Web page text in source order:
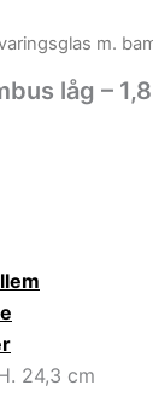
m.
låg –
24,3 cm